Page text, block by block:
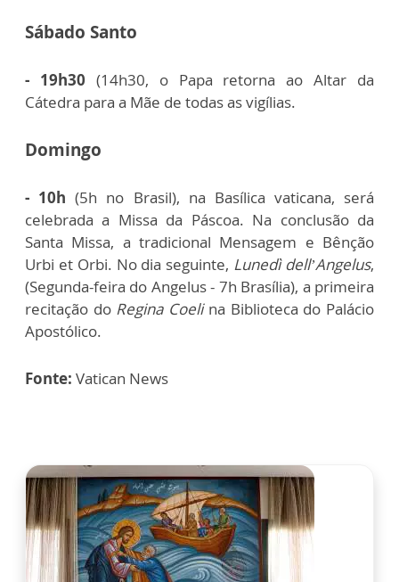
Sábado Santo
- 19h30 (14h30, o Papa retorna ao Altar da
Cátedra para a Mãe de todas as vigílias.
Domingo
- 10h (5h no Brasil), na Basílica vaticana, será
celebrada a Missa da Páscoa. Na conclusão da
Santa Missa, a tradicional Mensagem e Bênção
Urbi et Orbi. No dia seguinte, Lunedì dell’Angelus,
(Segunda-feira do Angelus - 7h Brasília), a primeira
recitação do Regina Coelina Biblioteca do Palácio
Apostólico.
Fonte: Vatican News